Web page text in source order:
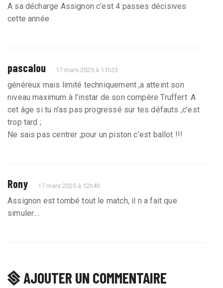
A sa décharge Assignon c’est 4 passes décisives
cette année
pascalou 17 mars 2025 à 11h23
généreux mais limité techniquement ,a atteint son
niveau maximum à l’instar de son compère Truffert .A
cet âge si tu n’as pas progressé sur tes défauts ,c’est
trop tard ;
Ne sais pas centrer ;pour un piston c’est ballot !!!
Rony 17 mars 2025 à 12h40
Assignon est tombé tout le match, il n a fait que
simuler....
AJOUTER UN COMMENTAIRE